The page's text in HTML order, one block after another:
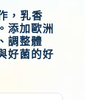
，乳香
添加歐洲
調整體
好菌的好